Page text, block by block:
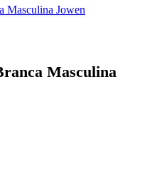
Masculina Jowen
Masculina